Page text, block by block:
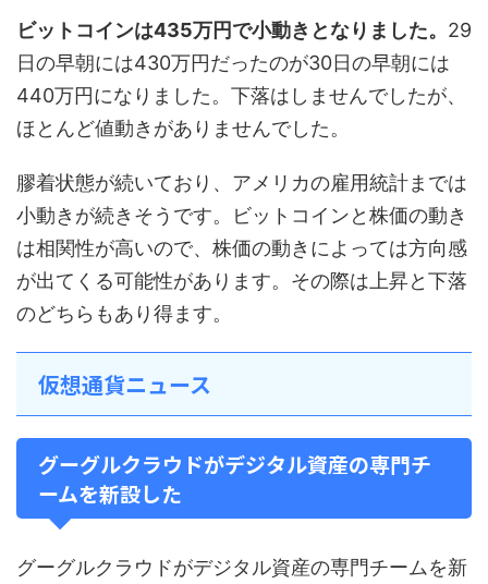
ビットコインは435万円で小動きとなりました。 29
日の早朝には430万円だったのが30日の早朝には
440万円になりました。下落はしませんでしたが、
ほとんど値動きがありませんでした。
膠着状態が続いており、アメリカの雇用統計までは
小動きが続きそうです。ビットコインと株価の動き
は相関性が高いので、株価の動きによっては方向感
が出てくる可能性があります。その際は上昇と下落
のどちらもあり得ます。
仮想通貨ニュース
グーグルクラウドがデジタル資産の専門チ
ームを新設した
グーグルクラウドがデジタル資産の専門チームを新